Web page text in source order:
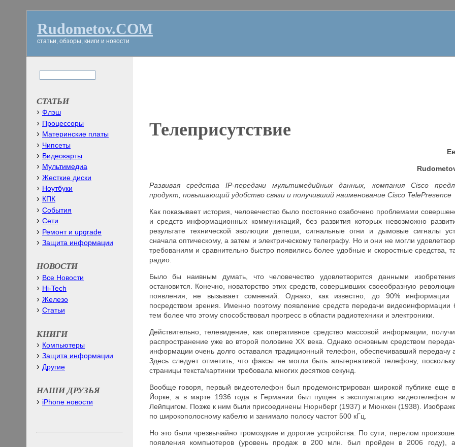
Rudometov.COM
статьи, обзоры, книги и новости
Телеприсутствие
Rud
Развивая средстваIP-передачи мультимедийных данных, компания Cisco
продукт, повышающий удобство связи и получивший наименование Cisco TelePresence
Как показывает история, человечество было постоянно озабочено проблемами
и средств информационных коммуникаций, без развития которых невозможно
результате технической эволюции депеши, сигнальные огни и дымовые сигналы
сначала оптическому, а затем и электрическому телеграфу. Но и они не могли
требованиям и сравнительно быстро появились более удобные и скоростные средства,
радио.
Было бы наивным думать, что человечество удовлетворится данными
остановится. Конечно, новаторство этих средств, совершивших своеобразную
появления, не вызывает сомнений. Однако, как известно, до 90% информации
посредством зрения. Именно поэтому появление средств передачи
тем более что этому способствовал прогресс в области радиотехники и электроники.
Действительно, телевидение, как оперативное средство массовой информации,
распространение уже во второй половине XX века. Однако основным средством
информации очень долго оставался традиционный телефон, обеспечивавший
Здесь следует отметить, что факсы не могли быть альтернативой телефону,
страницы текста/картинки требовала многих десятков секунд.
Вообще говоря, первый видеотелефон был продемонстрирован широкой публике еще
Йорке, а в марте 1936 года в Германии был пущен в эксплуатацию видеотелефон
Лейпцигом. Позже к ним были присоединены Нюрнберг (1937) и Мюнхен (1938).
по широкополосному кабелю и занимало полосу частот 500 кГц.
Но это были чрезвычайно громоздкие и дорогие устройства. По сути, перелом
появления компьютеров (уровень продаж в 200 млн. был пройден в 2006 году), а
СТАТЬИ
Флэш
Процессоры
Материнские платы
Чипсеты
Видеокарты
Мультимедиа
Жесткие диски
Ноутбуки
КПК
События
Сети
Ремонт и upgrade
Защита информации
НОВОСТИ
Все Новости
Hi-Tech
Железо
Статьи
КНИГИ
Компьютеры
Защита информации
Другие
НАШИ ДРУЗЬЯ
iPhone новости